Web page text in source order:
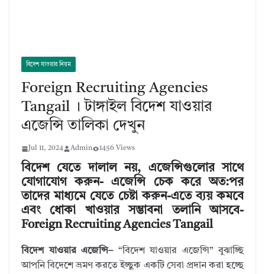
বিদেশ যাওয়ার নিয়ম
Foreign Recruiting Agencies
Tangail । টাঙ্গাইল বিদেশ যাওয়ার
এজেন্সি তালিকা দেখুন
Jul 11, 2024 Admin 1456 Views
বিদেশ যেতে দালাল নয়, এজেন্সিগুলোর সাথে
যোগাযোগ করুন- এজেন্সি চেক করে অত:পর
তাদের মাধ্যমে যেতে চেষ্টা করুন-এতে ব্যয় কমবে
এবং ধোকা খাওয়ার সম্ভাবনা তলানি আসবে-
Foreign Recruiting Agencies Tangail
বিদেশ যাওয়ার এজেন্সি–“বিদেশ যাওয়ার এজেন্সি” বুঝাচ্ছি
আপনি বিদেশে ভ্রমণ করতে ইচ্ছুক একটি সেবা প্রদান করা হচ্ছে